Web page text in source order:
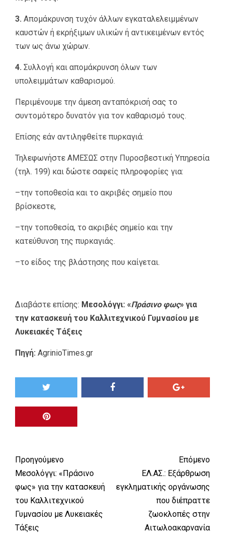
3. Απομάκρυνση τυχόν άλλων εγκαταλελειμμένων
καυστών ή εκρήξιμων υλικών ή αντικειμένων εντός
των ως άνω χώρων.
4. Συλλογή και απομάκρυνση όλων των
υπολειμμάτων καθαρισμού.
Περιμένουμε την άμεση ανταπόκρισή σας το
συντομότερο δυνατόν για τον καθαρισμό τους.
Επίσης εάν αντιληφθείτε πυρκαγιά:
Τηλεφωνήστε ΑΜΕΣΩΣ στην Πυροσβεστική Υπηρεσία
(τηλ. 199) και δώστε σαφείς πληροφορίες για:
–την τοποθεσία και το ακριβές σημείο που
βρίσκεστε,
–την τοποθεσία, το ακριβές σημείο και την
κατεύθυνση της πυρκαγιάς.
–το είδος της βλάστησης που καίγεται.
Διαβάστε επίσης: Μεσολόγγι: «Πράσινο φως» για
την κατασκευή του Καλλιτεχνικού Γυμνασίου με
Λυκειακές Τάξεις
Πηγή: AgrinioTimes.gr
Προηγούμενο
Μεσολόγγι: «Πράσινο
φως» για την κατασκευή
του Καλλιτεχνικού
Γυμνασίου με Λυκειακές
Τάξεις
Επόμενο
ΕΛ.ΑΣ.: Εξάρθρωση
εγκληματικής οργάνωσης
που διέπραττε
ζωοκλοπές στην
Αιτωλοακαρνανία